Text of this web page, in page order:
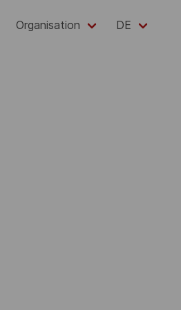
Organisation DE